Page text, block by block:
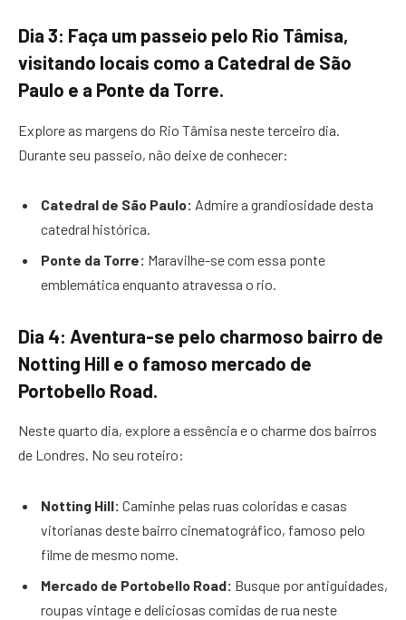
Dia 3: Faça um passeio pelo Rio Tâmisa,
visitando locais como a Catedral de São
Paulo e a Ponte da Torre.
Explore as margens do Rio Tâmisa neste terceiro dia.
Durante seu passeio, não deixe de conhecer:
Catedral de São Paulo: Admire a grandiosidade desta
catedral histórica.
Ponte da Torre: Maravilhe-se com essa ponte
emblemática enquanto atravessa o rio.
Dia 4: Aventura-se pelo charmoso bairro de
Notting Hill e o famoso mercado de
Portobello Road.
Neste quarto dia, explore a essência e o charme dos bairros
de Londres. No seu roteiro:
Notting Hill: Caminhe pelas ruas coloridas e casas
vitorianas deste bairro cinematográfico, famoso pelo
filme de mesmo nome.
Mercado de Portobello Road: Busque por antiguidades,
roupas vintage e deliciosas comidas de rua neste